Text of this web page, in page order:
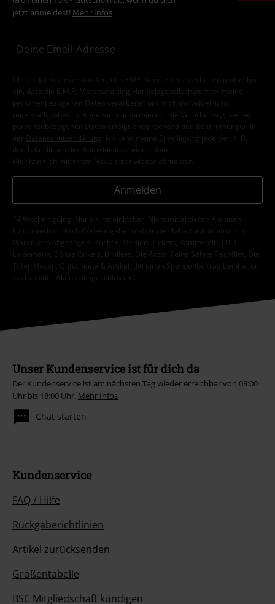
jetzt anmeldest! Mehr Infos
Ich bin damit einverstanden, den EMP-Newsletter zu erhalten und willige
ein, dass die E.M.P. Merchandising Handelsgesellschaft mbH meine
personenbezogenen Daten verarbeitet um mich individuell und
regelmäßig über ihr Angebot zu informieren. Die Verarbeitung meiner
personenbezogenen Daten erfolgt entsprechend den Bestimmungen in
der
Datenschutzerklärung
. Ich kann meine Einwilligung jederzeit z. B.
durch Anklicken des Abmeldelinks widerrufen.
Hier kann ich mich vom Newsletter wieder abmelden.
Anmelden
*4 Wochen gültig. Nur online einlösbar. Nicht mit anderen Aktionen
kombinierbar. Nach Codeeingabe wird dir der Rabatt automatisch im
Warenkorb abgezogen. Bücher, Medien, Tickets, Rammstein, (Till)
Lindemann, Böhse Onkelz, Broilers, Die Ärzte, Feine Sahne Fischfilet, Die
Toten Hosen, Gutscheine & Artikel, die einen Spendenbeitrag beinhalten,
sind von der Aktion ausgeschlossen.
Unser Kundenservice ist für dich da
Der Kundenservice ist am nächsten Tag wieder erreichbar von 08:00
Uhr bis 18:00 Uhr. Mehr Infos
Chat starten
Kundenservice
FAQ / Hilfe
Rückgaberichtlinien
Artikel zurücksenden
Größentabelle
BSC Mitgliedschaft kündigen